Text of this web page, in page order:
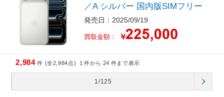
／A シルバー 国内版SIMフリー
発売日：2025/09/19
買取金額： ￥
2,984 件 (全2,984点) 1 件から 24 件まで表示
1/125